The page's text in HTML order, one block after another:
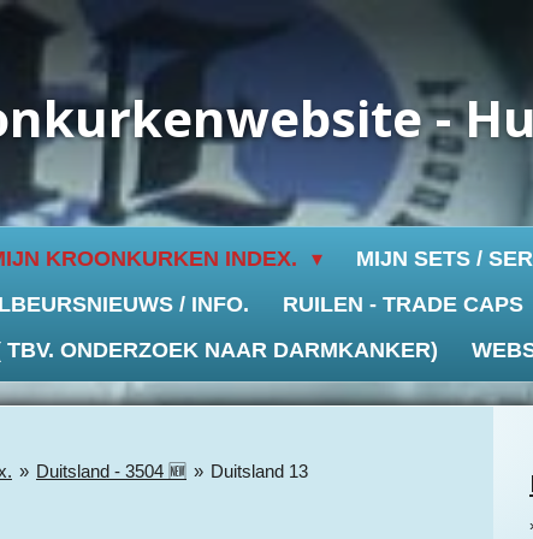
-
KROONKURKEN INDEX. MIJN SETS /
/ INFO.
RUILEN - TRADE CAPS
ONDERZOEK NAAR DARMKANKER)
» Duitsland - 3504 🆕 » Duitsland 13